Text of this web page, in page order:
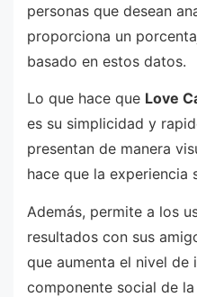
personas que desean
proporciona un
basado en estos datos.
Lo que hace que Love
es su simplicidad y
presentan de manera
hace que la experiencia
Además, permite a los
resultados con sus
que aumenta el nivel de
componente social de